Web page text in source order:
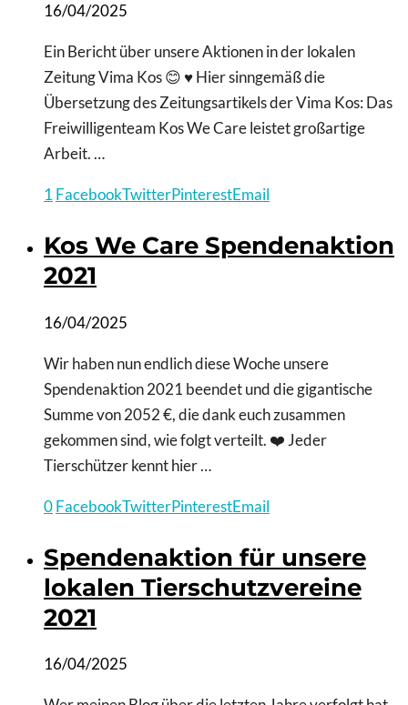
16/04/2025
Ein Bericht über unsere Aktionen in der lokalen
Zeitung Vima Kos 😊 ♥️ Hier sinngemäß die
Übersetzung des Zeitungsartikels der Vima Kos: Das
Freiwilligenteam Kos We Care leistet großartige
Arbeit. …
1 FacebookTwitterPinterestEmail
Kos We Care Spendenaktion
2021
16/04/2025
Wir haben nun endlich diese Woche unsere
Spendenaktion 2021 beendet und die gigantische
Summe von 2052 €, die dank euch zusammen
gekommen sind, wie folgt verteilt. ❤️ Jeder
Tierschützer kennt hier …
0FacebookTwitterPinterestEmail
Spendenaktion für unsere
lokalen Tierschutzvereine
2021
16/04/2025